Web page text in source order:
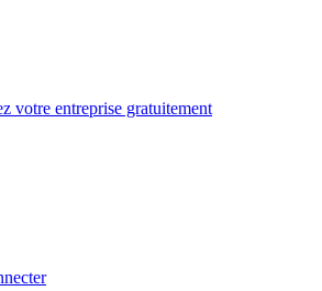
votre entreprise gratuitement